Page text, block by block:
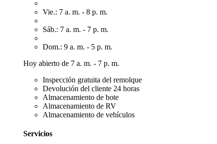
Vie.: 7 a. m. - 8 p. m.
Sáb.: 7 a. m. - 7 p. m.
Dom.: 9 a. m. - 5 p. m.
Hoy abierto de 7 a. m. - 7 p. m.
Inspección gratuita del remolque
Devolución del cliente 24 horas
Almacenamiento de bote
Almacenamiento de RV
Almacenamiento de vehículos
Servicios